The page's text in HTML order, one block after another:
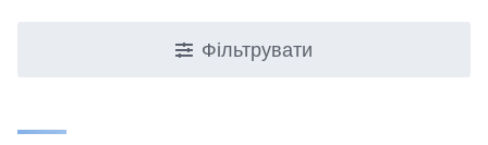
Фільтрувати